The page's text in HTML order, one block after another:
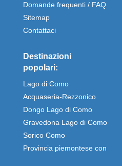
Domande frequenti / FAQ
Sitemap
Contattaci
Destinazioni
popolari:
Lago di Como
Acquaseria-Rezzonico
Dongo Lago di Como
Gravedona Lago di Como
Sorico Como
Provincia piemontese con